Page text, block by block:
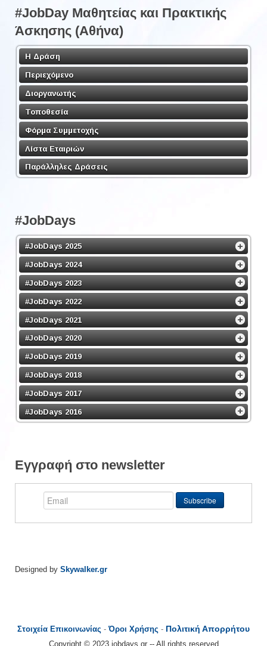
#JobDay Μαθητείας και Πρακτικής
Άσκησης (Αθήνα)
Η Δράση
Περιεχόμενο
Διοργανωτής
Τοποθεσία
Φόρμα Συμμετοχής
Λίστα Εταιριών
Παράλληλες Δράσεις
#JobDays
#JobDays 2025
#JobDays 2024
#JobDays 2023
#JobDays 2022
#JobDays 2021
#JobDays 2020
#JobDays 2019
#JobDays 2018
#JobDays 2017
#JobDays 2016
Εγγραφή στο newsletter
Designed by Skywalker.gr
Στοιχεία Επικοινωνίας -Όροι Χρήσης - Πολιτική Απορρήτου
Copyright © 2023 jobdays.gr -- All rights reserved